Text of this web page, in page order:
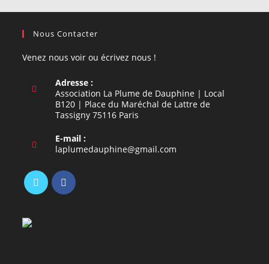
Nous Contacter
Venez nous voir ou écrivez nous !
Adresse :
Association La Plume de Dauphine | Local
B120 | Place du Maréchal de Lattre de
Tassigny 75116 Paris
E-mail :
laplumedauphine@gmail.com
dans
un